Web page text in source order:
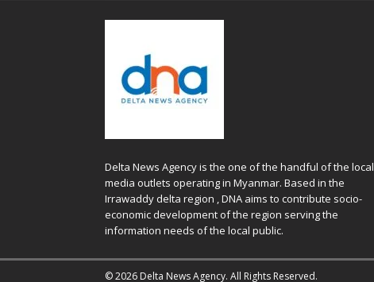
Delta News Agency is the one of the handful of the local
media outlets operating in Myanmar. Based in the
Irrawaddy delta region , DNA aims to contribute socio-
economic development of the region serving the
information needs of the local public.
© 2026 Delta News Agency. All Rights Reserved.